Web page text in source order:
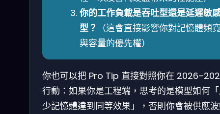
你的工作負載是吞吐型還是延遲敏
型？
（這會直接影響你對記憶體頻
與容量的優先權）
你也可以把 Pro Tip 直接對照你在
行動：如果你是工程端，思考的是模型如何
少記憶體達到同等效果」，否則你會被供應